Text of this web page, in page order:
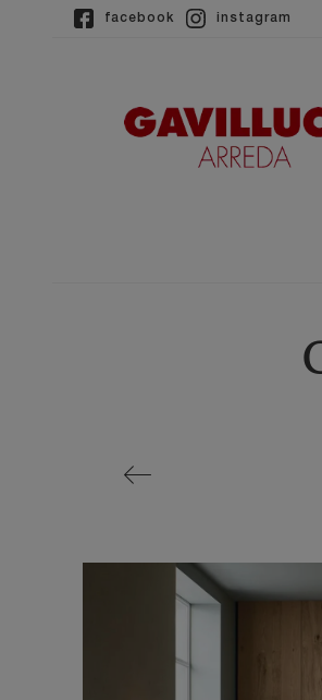
facebook instagram